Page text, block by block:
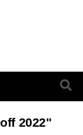
2022"